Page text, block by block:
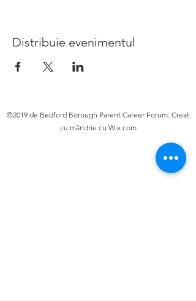
Distribuie evenimentul
©2019 de Bedford Borough Parent Career Forum. Creat
cu mândrie cu Wix.com